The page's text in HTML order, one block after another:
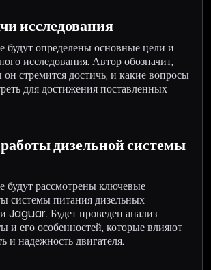
исследования
будут определены основные цели и
исследования. Автор обозначит,
он стремится достичь, и какие вопросы
для достижения поставленных
дизельной системы
будут рассмотрены ключевые
системы питания дизельных
Jaguar. Будет проведен анализ
и его особенностей, которые влияют
и надежность двигателя.